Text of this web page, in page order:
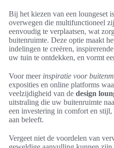
Bij het kiezen van een loungeset
overwegen die multifunctioneel
eenvoudig te verplaatsen, wat
buitenruimte. Deze optie maakt
indelingen te creëren,
uw tuin te ontdekken, en vormt
Voor meer inspiratie voor
exposities en online platforms
veelzijdigheid van de design
uitstraling die uw buitenruimte
een investering in comfort en
aan beleeft.
Vergeet niet de voordelen van